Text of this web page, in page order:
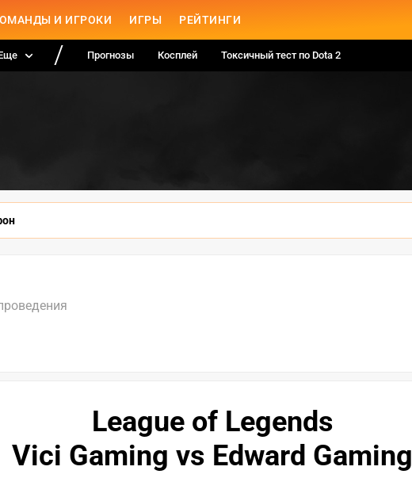
И ИГРОКИ ИГРЫ РЕЙТИНГИ
Прогнозы Косплей Токсичный тест по Dota 2
League of Legends
Vici Gaming vs Edward Gaming